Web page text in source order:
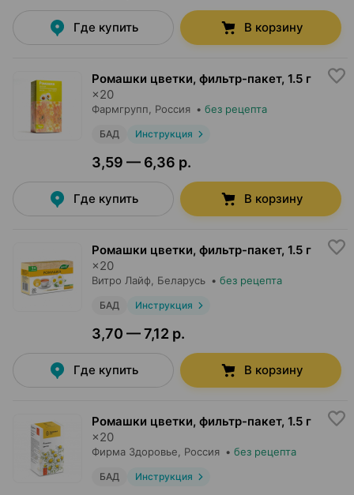
Где купить В корзину
Ромашки цветки, фильтр-пакет, 1.5 г
×20
Фармгрупп , Россия • без рецепта
БАД Инструкция
3,59 — 6,36 р.
Где купить В корзину
Ромашки цветки, фильтр-пакет, 1.5 г
×20
Витро Лайф , Беларусь • без рецепта
БАД Инструкция
3,70 — 7,12 р.
Где купить В корзину
Ромашки цветки, фильтр-пакет, 1.5 г
×20
Фирма Здоровье , Россия • без рецепта
БАД Инструкция